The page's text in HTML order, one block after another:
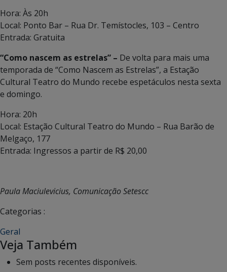
Hora: Às 20h
Local: Ponto Bar – Rua Dr. Temístocles, 103 – Centro
Entrada: Gratuita
“Como nascem as estrelas” – De volta para mais uma
temporada de “Como Nascem as Estrelas”, a Estação
Cultural Teatro do Mundo recebe espetáculos nesta sexta
e domingo.
Hora: 20h
Local: Estação Cultural Teatro do Mundo – Rua Barão de
Melgaço, 177
Entrada: Ingressos a partir de R$ 20,00
Paula Maciulevicius, Comunicação Setescc
Categorias :
Geral
Veja Também
Sem posts recentes disponíveis.